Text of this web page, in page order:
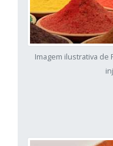
Imagem ilustrativa